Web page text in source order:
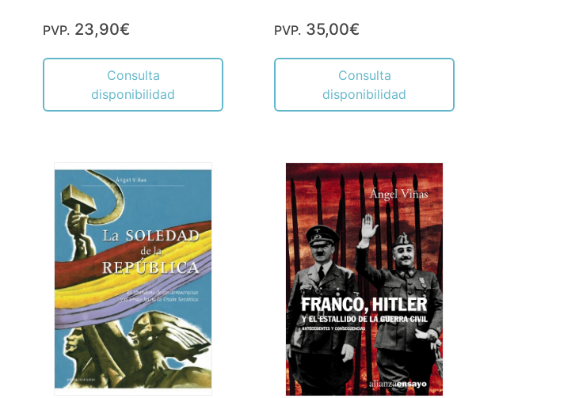
PVP. 23,90€
Consulta
disponibilidad
PVP. 35,00€
Consulta
disponibilidad